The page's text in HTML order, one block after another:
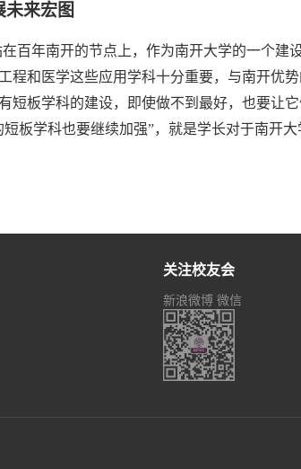
未来宏图
百年南开的节点上，作为南开大学的一个建
程和医学这些应用学科十分重要，与南开优
短板学科的建设，即使做不到最好，也要让
板学科也要继续加强”，就是学长对于南开大
关注校友会
新浪微博 微信